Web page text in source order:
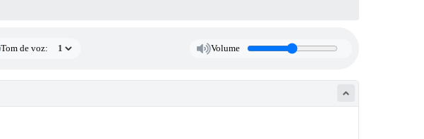
Tom de voz: Volume